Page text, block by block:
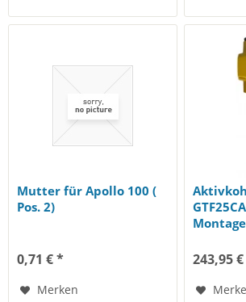
Mutter für Apollo 100 (
Pos. 2)
0,71 € *
Merken
35m³/
243,95